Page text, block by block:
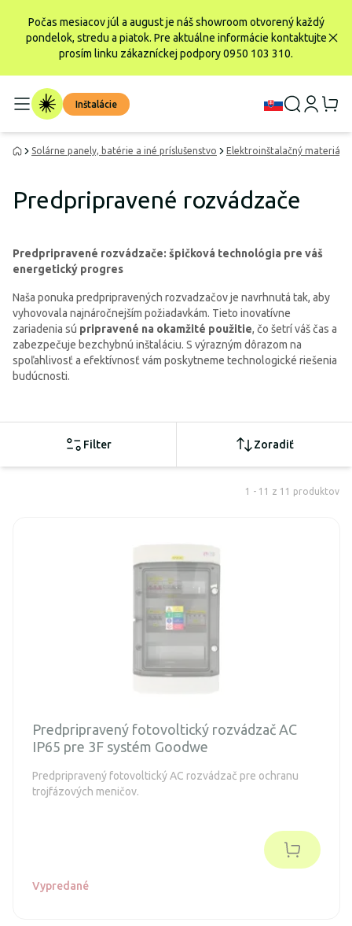
Počas mesiacov júl a august je náš showroom otvorený každý
pondelok, stredu a piatok. Pre aktuálne informácie kontaktujte
prosím linku zákazníckej podpory 0950 103 310.
Inštalácie
Solárne panely, batérie a iné príslušenstvo Elektroinštalačný materiál
Predpripravené rozvádzače
Predpripravené rozvádzače: špičková technológia pre váš
energetický progres
Naša ponuka predpripravených rozvadzačov je navrhnutá tak, aby
vyhovovala najnáročnejším požiadavkám. Tieto inovatívne
zariadenia sú pripravené na okamžité použitie, čo šetrí váš čas a
zabezpečuje bezchybnú inštaláciu. S výrazným dôrazom na
spoľahlivosť a efektívnosť vám poskytneme technologické riešenia
budúcnosti.
Filter Zoradiť
1 - 11 z 11 produktov
Predpripravený fotovoltický rozvádzač AC
IP65 pre 3F systém Goodwe
Predpripravený fotovoltický AC rozvádzač pre ochranu
trojfázových meničov.
Vypredané